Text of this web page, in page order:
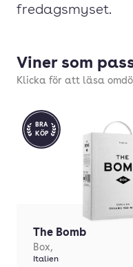
fredagsmyset.
Viner som
Klicka för att läsa
BRA
KÖP
The Bomb
Box,
Italien